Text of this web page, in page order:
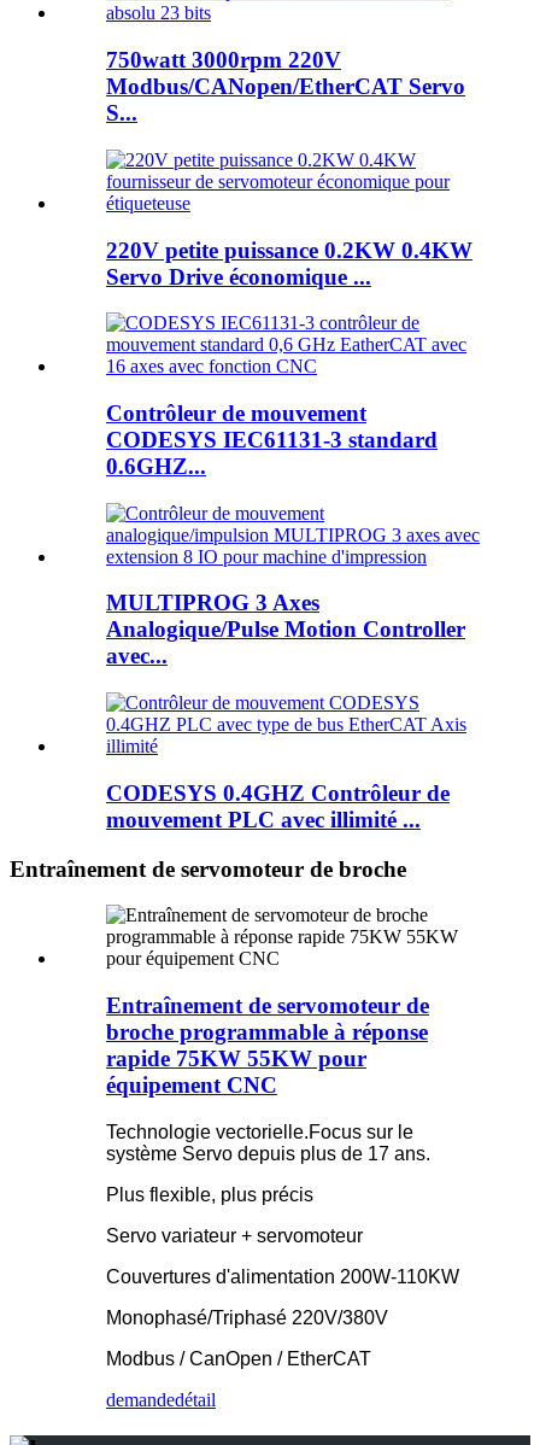
750watt 3000rpm 220V
Modbus/CANopen/EtherCAT Servo
S...
220V petite puissance 0.2KW 0.4KW
Servo Drive économique ...
Contrôleur de mouvement
CODESYS IEC61131-3 standard
0.6GHZ...
MULTIPROG 3 Axes
Analogique/Pulse Motion Controller
avec...
CODESYS 0.4GHZ Contrôleur de
mouvement PLC avec illimité ...
Entraînement de servomoteur de broche
Entraînement de servomoteur de
broche programmable à réponse
rapide 75KW 55KW pour
équipement CNC
Technologie vectorielle.Focus sur le
système Servo depuis plus de 17 ans.
Plus flexible, plus précis
Servo variateur + servomoteur
Couvertures d'alimentation 200W-110KW
Monophasé/Triphasé 220V/380V
Modbus / CanOpen / EtherCAT
demandedétail